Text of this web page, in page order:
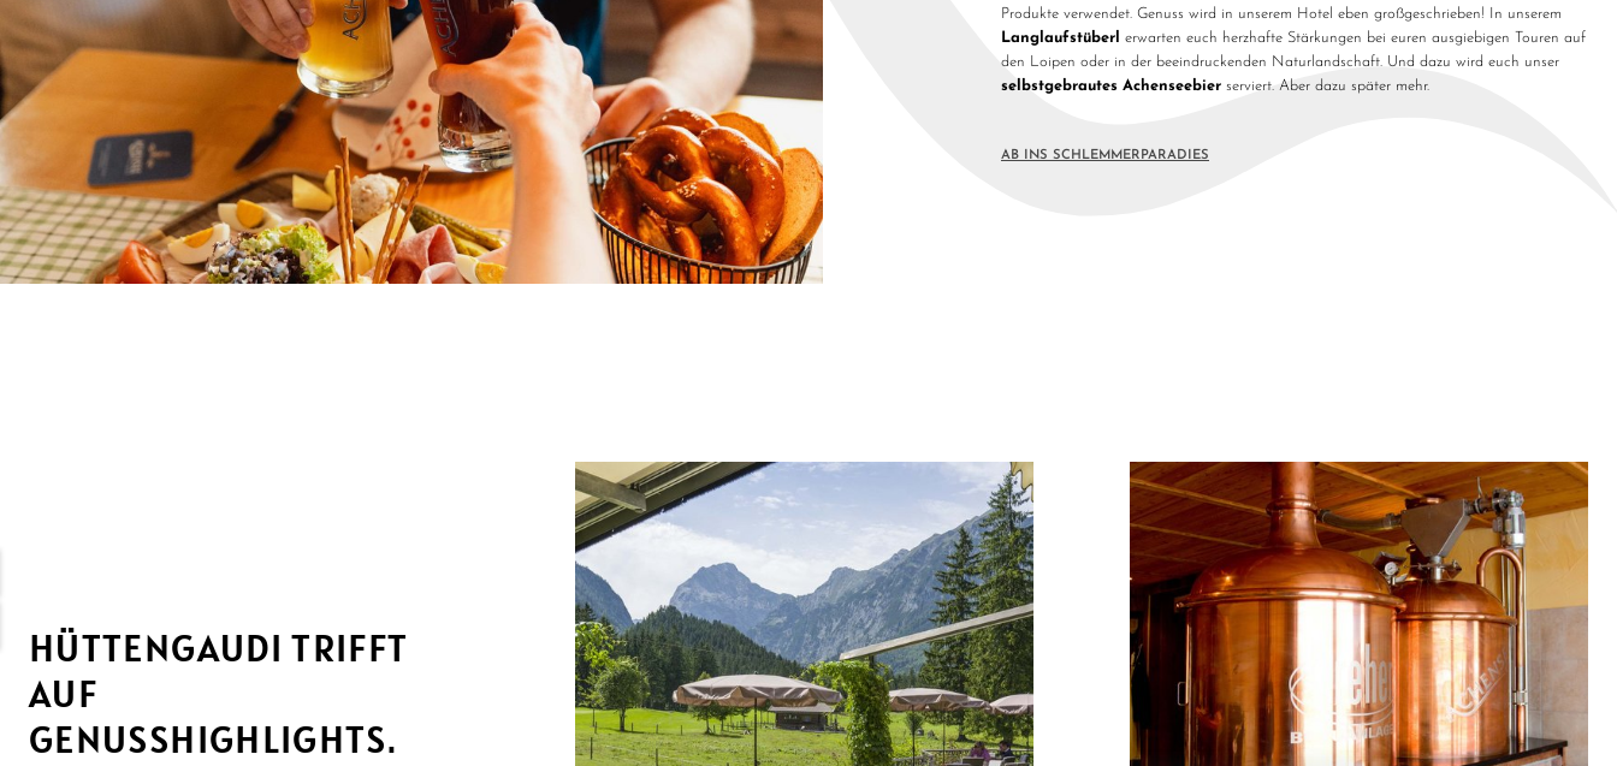
Produkte verwendet. Genuss wird in unserem Hotel eben großgeschrieben! In unserem
Langlaufstüberl
erwarten euch herzhafte Stärkungen bei euren ausgiebigen Touren auf
den Loipen oder in der beeindruckenden Naturlandschaft. Und dazu wird euch unser
selbstgebrautes Achenseebier serviert. Aber dazu später mehr.
AB INS SCHLEMMERPARADIES
HÜTTENGAUDI TRIFFT
AUF
GENUSSHIGHLIGHTS.